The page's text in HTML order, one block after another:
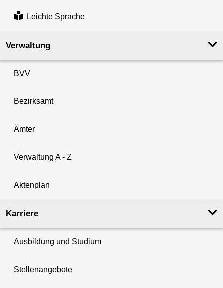
Leichte Sprache
Verwaltung
BVV
Bezirksamt
Ämter
Verwaltung A - Z
Aktenplan
Karriere
Ausbildung und Studium
Stellenangebote